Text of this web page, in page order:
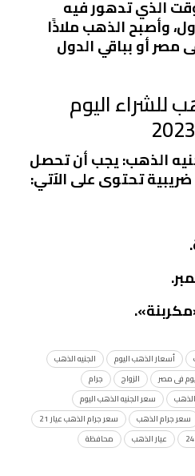
الذي تدهور فيه
وأصبح الذهب ملاذًا
مصر أو بباقي الدول
للشراء اليوم
الذهب: يجب أن تحصل
تحتوى على الآتي:
أسعار الذهب اليوم
الجنيه الذهب
فى مصر الزواج
جرام
سعر الجنيه الذهب اليوم
سعر جرام الذهب
سعر جرام الذهب عيار 21
عيار الذهب
محافظة